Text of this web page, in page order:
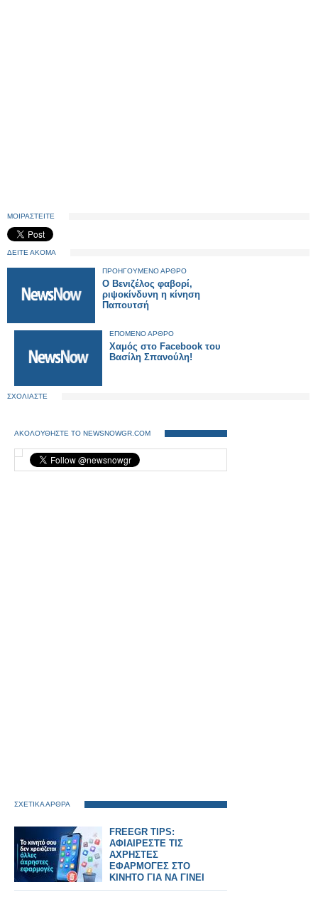
ΜΟΙΡΑΣΤΕΙΤΕ
ΔΕΙΤΕ ΑΚΟΜΑ
ΠΡΟΗΓΟΥΜΕΝΟ ΑΡΘΡΟ
Ο Βενιζέλος φαβορί,
ριψοκίνδυνη η κίνηση
Παπουτσή
ΕΠΟΜΕΝΟ ΑΡΘΡΟ
Χαμός στο Facebook του
Βασίλη Σπανούλη!
ΣΧΟΛΙΑΣΤΕ
ΑΚΟΛΟΥΘΗΣΤΕ ΤΟ NEWSNOWGR.COM
ΣΧΕΤΙΚΑ ΑΡΘΡΑ
FREEGR TIPS:
ΑΦΙΑΙΡΕΣΤΕ ΤΙΣ
ΑΧΡΗΣΤΕΣ
ΕΦΑΡΜΟΓΕΣ ΣΤΟ
ΚΙΝΗΤΟ ΓΙΑ ΝΑ ΓΙΝΕΙ
ΠΙΟ ΓΡΗΓΟΡΟ